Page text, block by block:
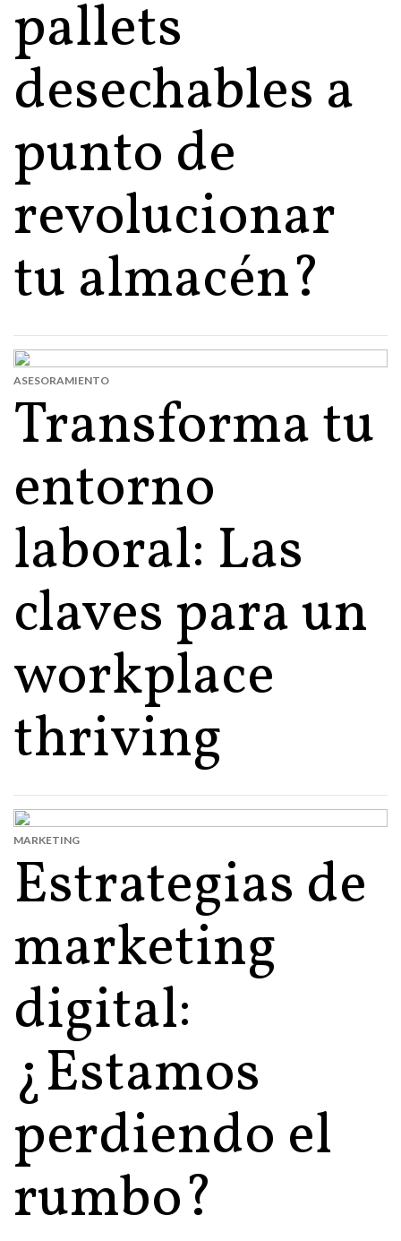
pallets
desechables a
punto de
revolucionar
tu almacén?
Transforma tu
entorno
laboral: Las
claves para un
workplace
thriving
ASESORAMIENTO
Estrategias de
marketing
digital:
¿Estamos
perdiendo el
rumbo?
MARKETING